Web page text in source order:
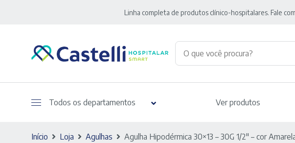
Linha completa de produtos clínico-hospitalares. Fale
Todos os departamentos Ver produtos
Início Loja Agulhas Agulha Hipodérmica 30×13 – 30G 1/2″ – cor